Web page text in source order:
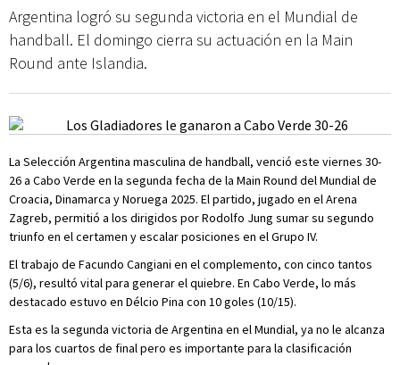
Argentina logró su segunda victoria en el Mundial de
handball. El domingo cierra su actuación en la Main
Round ante Islandia.
La Selección Argentina masculina de handball, venció este viernes 30-
26 a Cabo Verde en la segunda fecha de la Main Round del Mundial de
Croacia, Dinamarca y Noruega 2025. El partido, jugado en el Arena
Zagreb, permitió a los dirigidos por Rodolfo Jung sumar su segundo
triunfo en el certamen y escalar posiciones en el Grupo IV.
El trabajo de Facundo Cangiani en el complemento, con cinco tantos
(5/6), resultó vital para generar el quiebre. En Cabo Verde, lo más
destacado estuvo en Délcio Pina con 10 goles (10/15).
Esta es la segunda victoria de Argentina en el Mundial, ya no le alcanza
para los cuartos de final pero es importante para la clasificación